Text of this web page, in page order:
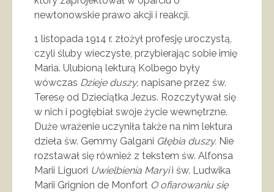
newtonowskie prawo akcji i reakcji.
1 listopada 1914 r. złożył profesję uroczystą,
czyli śluby wieczyste, przybierając sobie imię
Maria. Ulubioną lekturą Kolbego były
wówczas Dzieje duszy, napisane przez św.
Teresę od Dzieciątka Jezus. Rozczytywał się
w nich i pogłębiał swoje życie wewnętrzne.
Duże wrażenie uczyniła także na nim lektura
dzieła św. Gemmy Galgani Głębia duszy. Nie
rozstawał się również z tekstem św. Alfonsa
Marii Liguori Uwielbienia Maryii św. Ludwika
Marii Grignion de Monfort O ofiarowaniu się